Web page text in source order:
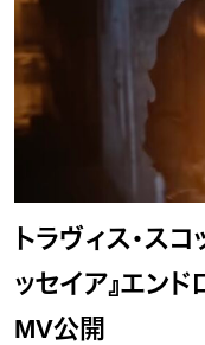
トラヴィス・ス
ッセイア』エン
MV公開